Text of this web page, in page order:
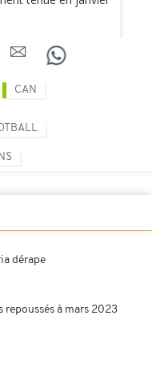
CAN
dérape
repoussés à mars 2023